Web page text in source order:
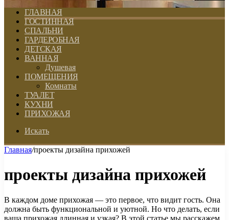
ГЛАВНАЯ
ГОСТИННАЯ
СПАЛЬНИ
ГАРДЕРОБНАЯ
ДЕТСКАЯ
ВАННАЯ
Душевая
ПОМЕЩЕНИЯ
Комнаты
ТУАЛЕТ
КУХНИ
ПРИХОЖАЯ
Искать
Главная/проекты дизайна прихожей
проекты дизайна прихожей
В каждом доме прихожая — это первое, что видит гость. Она
должна быть функциональной и уютной. Но что делать, если
ваша прихожая длинная и узкая? В этой статье мы расскажем